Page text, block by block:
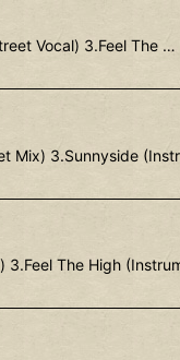
Vocal) 3.Feel The …
Mix) 3.Sunnyside
3.Feel The High